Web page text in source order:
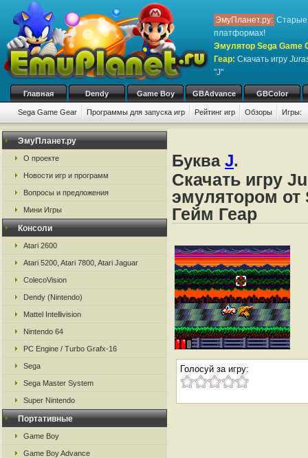
ЭмуПланет.ру: Старые
платформах!
Эмулятор Sega Game
Геар: Скачать игру
"J"
Главная Dendy Game Boy GBAdvance GBColor
Sega Game Gear Программы для запуска игр Рейтинг игр Обзоры Игры:
ЭмуПланет.ру
О проекте
Новости игр и программ
Вопросы и предложения
Мини Игры
Консоли
Atari 2600
Atari 5200, Atari 7800, Atari Jaguar
ColecoVision
Dendy (Nintendo)
Mattel Intellivision
Nintendo 64
PC Engine / Turbo Grafx-16
Sega
Sega Master System
Super Nintendo
Портативные
Game Boy
Game Boy Advance
Буква J.
Скачать игру
эмулятором от
Гейм Геар
Голосуй за игру: